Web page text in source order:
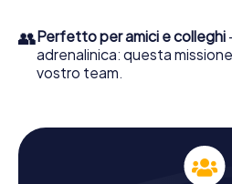
👥Perfetto per amici e colleghi
adrenalinica: questa
vostro team.